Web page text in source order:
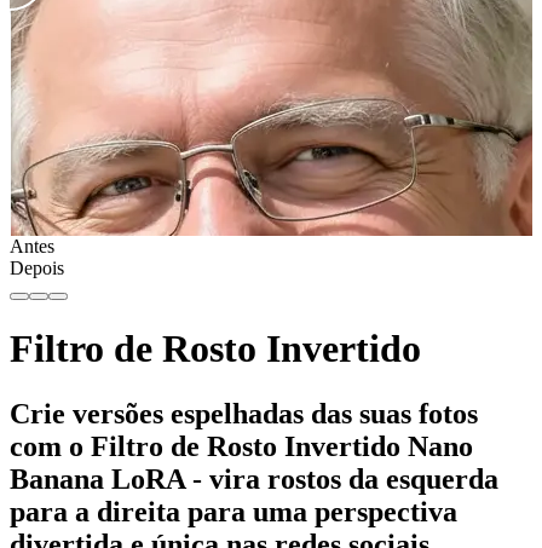
Antes
Depois
Filtro de Rosto Invertido
Crie versões espelhadas das suas fotos
com o Filtro de Rosto Invertido Nano
Banana LoRA - vira rostos da esquerda
para a direita para uma perspectiva